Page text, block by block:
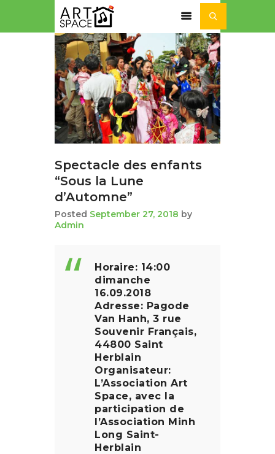
ACTUALITÉ
SÉJOURS ET STAGES
NOS ACTIVITÉS
NOTRE
Spectacle des enfants
“Sous la Lune
d’Automne”
Posted September 27, 2018 by
Admin
Horaire: 14:00
dimanche
16.09.2018
Adresse: Pagode
Van Hanh, 3 rue
Souvenir Français,
44800 Saint
Herblain
Organisateur:
L’Association Art
Space, avec la
participation de
l’Association Minh
Long Saint-
Herblain